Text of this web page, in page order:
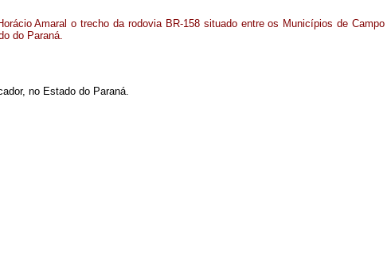
Amaral o trecho da rodovia BR-158 situado entre os Municípios de Campo
do Paraná.
no Estado do Paraná.